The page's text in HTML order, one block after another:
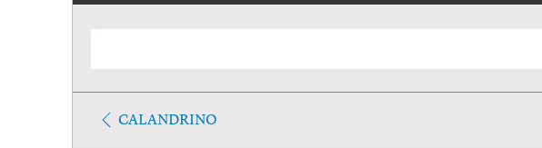
CALANDRINO